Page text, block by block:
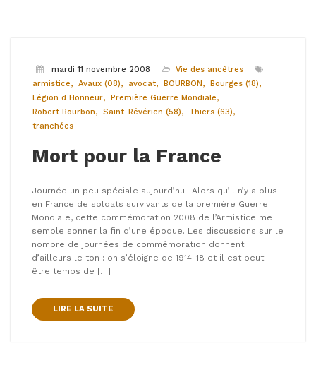
mardi 11 novembre 2008
Vie des ancêtres
armistice
Avaux (08) avocat BOURBON
Bourges (18)
Légion d Honneur
Première Guerre Mondiale
Robert Bourbon
Saint-Révérien (58)
Thiers (63)
tranchées
Mort pour la France
Journée un peu spéciale aujourd’hui. Alors qu’il n’y a plus
en France de soldats survivants de la première Guerre
Mondiale, cette commémoration 2008 de l’Armistice me
semble sonner la fin d’une époque. Les discussions sur le
nombre de journées de commémoration donnent
d’ailleurs le ton : on s’éloigne de 1914-18 et il est peut-
être temps de […]
LIRE LA SUITE